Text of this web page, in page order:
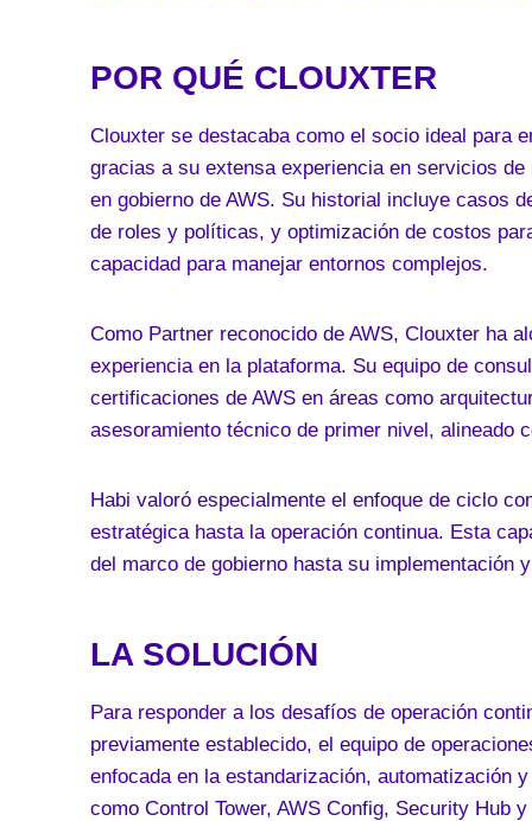
POR QUÉ CLOUXTER
Clouxter se destacaba como el socio ideal para
gracias a su extensa experiencia en servicios
en gobierno de AWS. Su historial incluye casos
de roles y políticas, y optimización de costos
capacidad para manejar entornos complejos.
Como Partner reconocido de AWS, Clouxter ha
experiencia en la plataforma. Su equipo de
certificaciones de AWS en áreas como
asesoramiento técnico de primer nivel, alineado
Habi valoró especialmente el enfoque de ciclo
estratégica hasta la operación continua. Esta
del marco de gobierno hasta su implementación
LA SOLUCIÓN
Para responder a los desafíos de operación
previamente establecido, el equipo de
enfocada en la estandarización, automatización
como Control Tower, AWS Config, Security Hub